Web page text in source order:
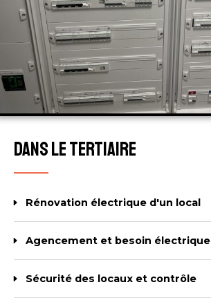
Dans le tertiaire
Rénovation électrique d'un local
Agencement et besoin électrique
Sécurité des locaux et contrôle